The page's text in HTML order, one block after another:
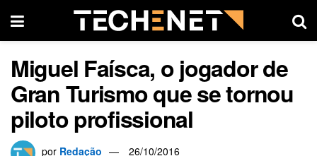
Miguel Faísca, o jogador de
Gran Turismo que se tornou
piloto profissional
por Redação 26/10/2016